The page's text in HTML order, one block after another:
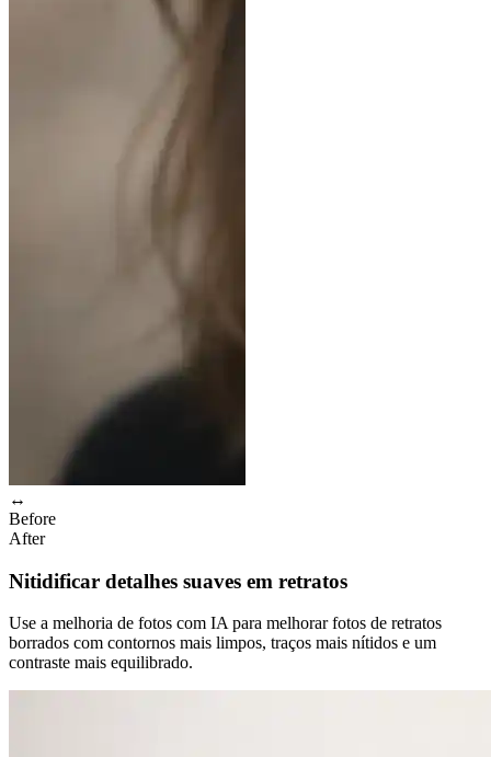
↔
Before
After
Nitidificar detalhes suaves em retratos
Use a melhoria de fotos com IA para melhorar fotos de retratos
borrados com contornos mais limpos, traços mais nítidos e um
contraste mais equilibrado.